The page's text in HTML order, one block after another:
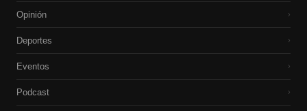
Opinión ›
Deportes ›
Eventos ›
Podcast ›